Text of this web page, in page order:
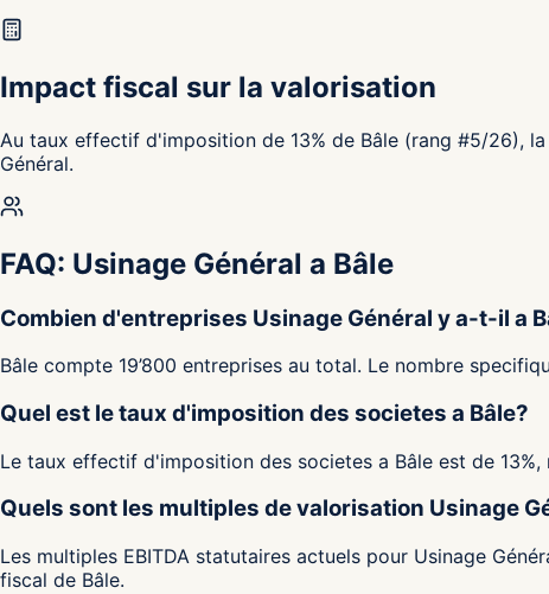
Impact fiscal sur la valorisation
Au taux effectif d'imposition de 13% de Bâle (rang #5/26),
Général.
FAQ: Usinage Général a Bâle
Combien d'entreprises Usinage Général y a-t-il a
Bâle compte 19’800 entreprises au total. Le nombre
Quel est le taux d'imposition des societes a Bâle?
Le taux effectif d'imposition des societes a Bâle est de
Quels sont les multiples de valorisation Usinage
Les multiples EBITDA statutaires actuels pour Usinage
fiscal de Bâle.